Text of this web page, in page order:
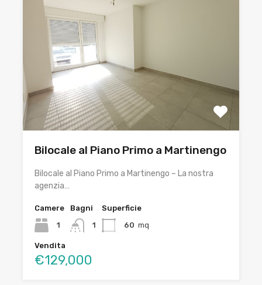
Bilocale al Piano Primo a Martinengo
Bilocale al Piano Primo a Martinengo – La nostra
agenzia…
Camere
1
Bagni
1
Superficie
60 mq
Vendita
€129,000